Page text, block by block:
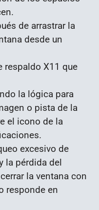
de arrastrar la
desde un
respaldo X11 que
la lógica para
o pista de la
el icono de la
excesivo de
la pérdida del
la ventana con
responde en